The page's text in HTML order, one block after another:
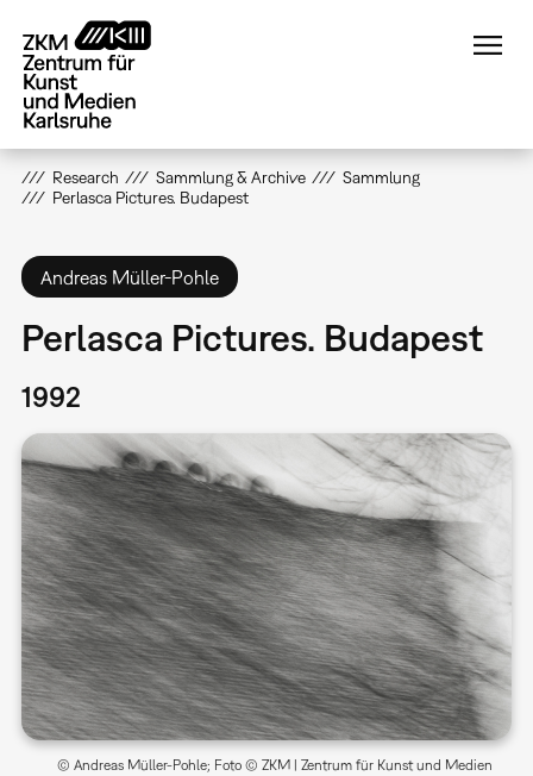
zum
Inhalt
Research Sammlung & Archive
Sammlung
Perlasca Pictures. Budapest
Andreas Müller-Pohle
Perlasca Pictures. Budapest
1992
© Andreas Müller-Pohle; Foto © ZKM | Zentrum für Kunst und Medien